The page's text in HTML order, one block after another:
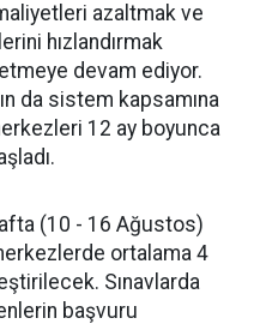
azaltmak ve
hızlandırmak
devam ediyor.
da sistem kapsamına
12 ay boyunca
(10 - 16 Ağustos)
ortalama 4
Sınavlarda
başvuru